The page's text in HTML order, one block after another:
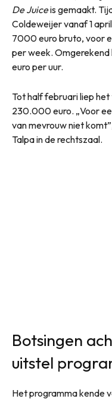
De Juiceis gemaakt.
Coldeweijer vanaf 1
7000 euro bruto, voor
per week.
euro per uur.
Tot half februari liep
230.000 euro. „Voor
van mevrouw niet
Talpa in de rechtszaal.
Botsingen
uitstel
Het programma kende